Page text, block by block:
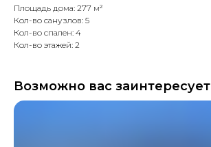
Площадь дома: 277 м²
Кол-во санузлов: 5
Кол-во спален: 4
Кол-во этажей: 2
Возможно вас заинтересует